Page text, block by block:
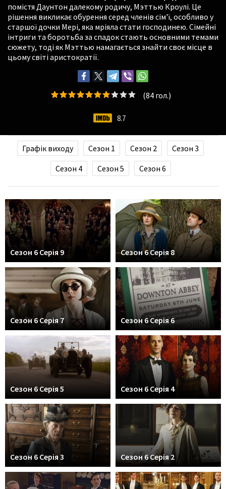
помістя Даунтон далекому родичу, Мэттью Кроулі. Це
рішення викликає обурення серед членів сім'ї, особливо у
старшої дочки Мері, яка мріяла стати господинею. Сімейні
інтриги та боротьба за спадок стають основними темами
сюжету, тоді як Мэттью намагається знайти своє місце в
цьому світі аристократії.
(84гол.)
8.7
Графік виходу Сезон 1 Сезон 2
Сезон 3
Сезон 4
Сезон 5 Сезон 6
Сезон 6 Серія 9 Сезон 6 Серія 8
Сезон 6 Серія 7 Сезон 6 Серія 6
Сезон 6 Серія 5 Сезон 6 Серія 4
Сезон 6 Серія 3 Сезон 6 Серія 2